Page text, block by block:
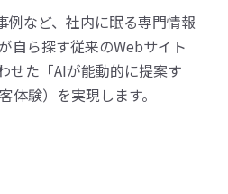
例など、社内に眠る専門情報
自ら探す従来のWebサイト
せた「AIが能動的に提案す
体験）を実現します。